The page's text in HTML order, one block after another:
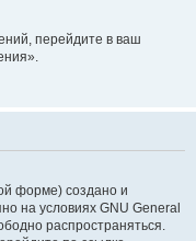
перейдите в ваш
форме) создано и
на условиях GNU General
распространяться.